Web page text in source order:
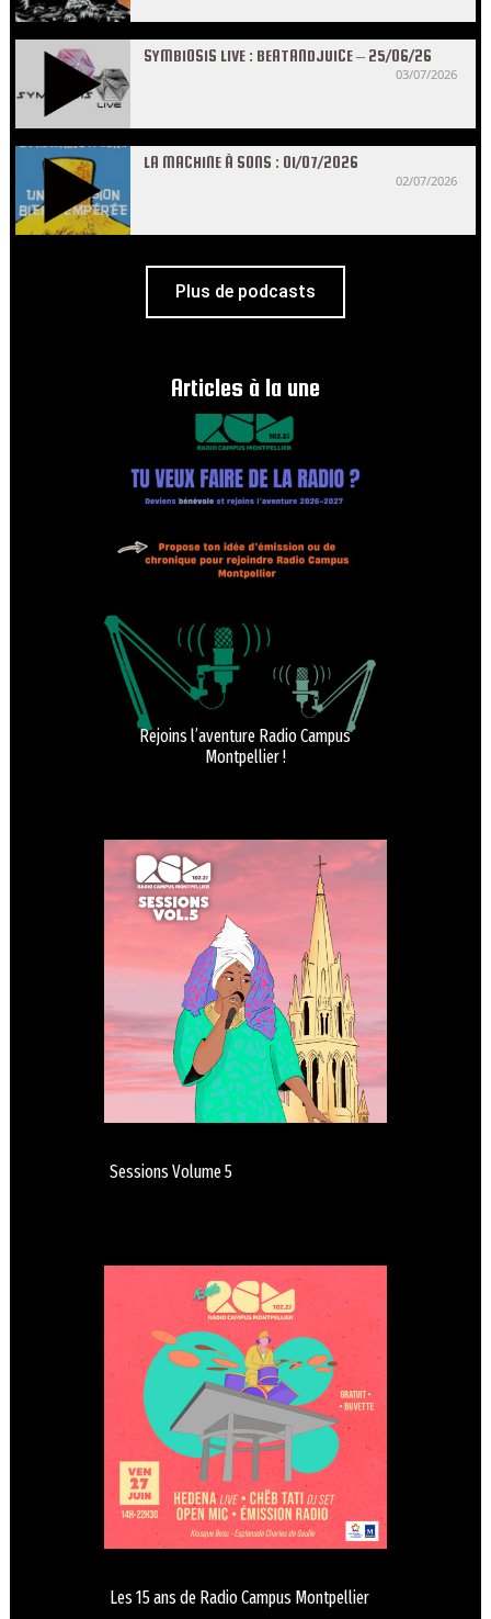
SYMBIOSIS LIVE : BEATANDJUICE – 25/06/26
03/07/2026
LA MACHINE À SONS : 01/07/2026
02/07/2026
Plus de podcasts
Articles à la une
Rejoins l’aventure Radio Campus
Montpellier !
Sessions Volume 5
Les 15 ans de Radio Campus Montpellier